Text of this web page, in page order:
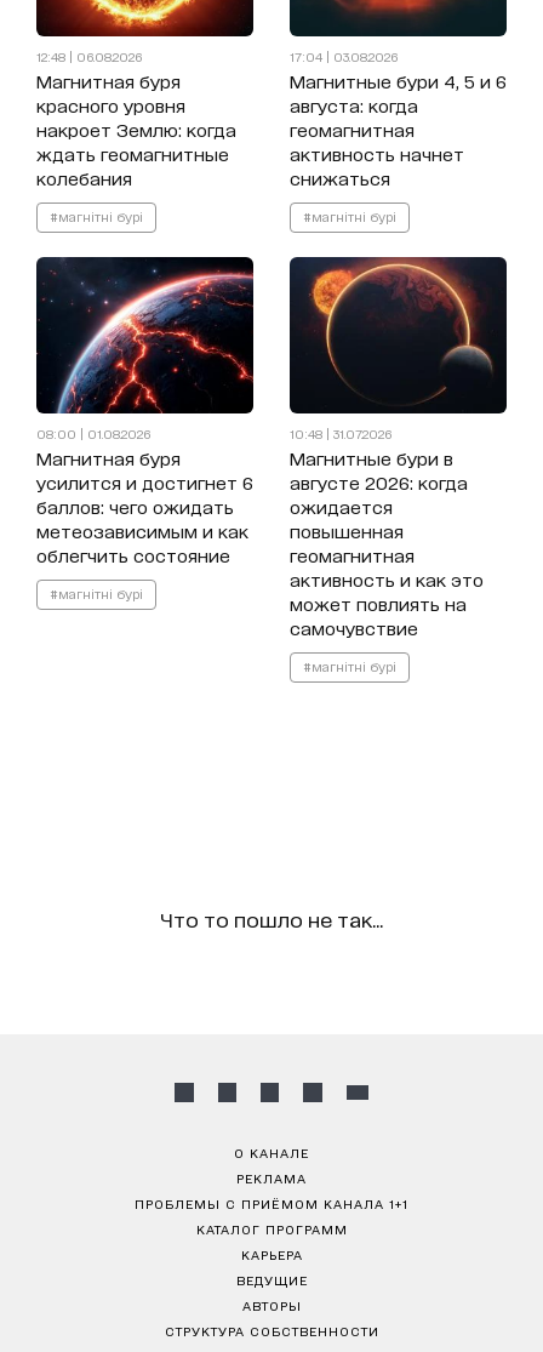
12:48 | 06.08.2026
Магнитная буря
красного уровня
накроет Землю: когда
ждать геомагнитные
колебания
#магнітні бурі
17:04 | 03.08.2026
Магнитные бури 4, 5 и 6
августа: когда
геомагнитная
активность начнет
снижаться
#магнітні бурі
08:00 | 01.08.2026
Магнитная буря
усилится и достигнет 6
баллов: чего ожидать
метеозависимым и как
облегчить состояние
#магнітні бурі
10:48 | 31.07.2026
Магнитные бури в
августе 2026: когда
ожидается
повышенная
геомагнитная
активность и как это
может повлиять на
самочувствие
#магнітні бурі
Что то пошло не так...
О КАНАЛЕ
РЕКЛАМА
ПРОБЛЕМЫ С ПРИЁМОМ КАНАЛА 1+1
КАТАЛОГ ПРОГРАММ
КАРЬЕРА
ВЕДУЩИЕ
АВТОРЫ
СТРУКТУРА СОБСТВЕННОСТИ